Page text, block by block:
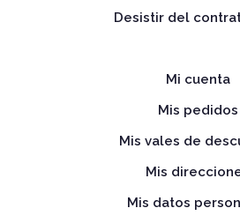
Desistir del
Mi cuenta
Mis pedidos
Mis vales de
Mis
Mis datos